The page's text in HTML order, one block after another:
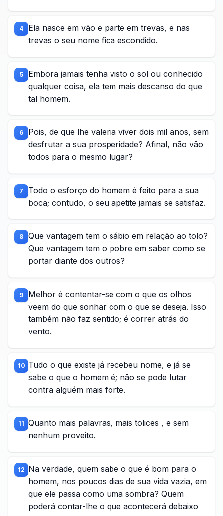
4
Ela nasce em vão e parte em trevas, e nas
trevas o seu nome fica escondido.
5
Embora jamais tenha visto o sol ou conhecido
qualquer coisa, ela tem mais descanso do que
tal homem.
6
Pois, de que lhe valeria viver dois mil anos, sem
desfrutar a sua prosperidade? Afinal, não vão
todos para o mesmo lugar?
7
Todo o esforço do homem é feito para a sua
boca; contudo, o seu apetite jamais se satisfaz.
8
Que vantagem tem o sábio em relação ao tolo?
Que vantagem tem o pobre em saber como se
portar diante dos outros?
9
Melhor é contentar-se com o que os olhos
veem do que sonhar com o que se deseja. Isso
também não faz sentido; é correr atrás do
vento.
10 Tudo o que existe já recebeu nome, e já se
sabe o que o homem é; não se pode lutar
contra alguém mais forte.
11 Quanto mais palavras, mais tolices , e sem
nenhum proveito.
12 Na verdade, quem sabe o que é bom para o
homem, nos poucos dias de sua vida vazia, em
que ele passa como uma sombra? Quem
poderá contar-lhe o que acontecerá debaixo